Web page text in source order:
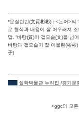
*문질빈빈(文質彬彬) : <논어>의
로 형식과 내용이 잘 어우러져
말. “바탕(質)이 겉모습(文)을 넘
바탕과 겉모습이 잘 어울린(彬彬
子)
문의 실학박물관 누리집 /경기문
<ggc의 모